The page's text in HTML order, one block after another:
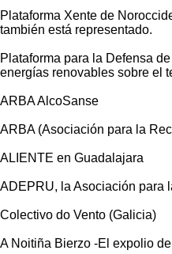
Plataforma Xente de
también está representado.
Plataforma para la Defensa
energías renovables sobre el
ARBA AlcoSanse
ARBA (Asociación para la
ALIENTE en Guadalajara
ADEPRU, la Asociación para
Colectivo do Vento (Galicia)
A Noitiña Bierzo -El expolio